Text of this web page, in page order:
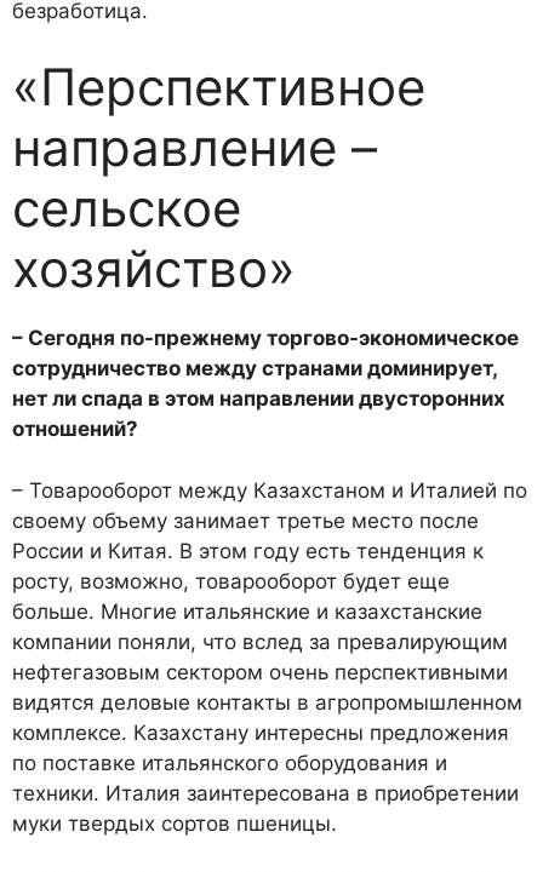
безработица.
«Перспективное
направление –
сельское
хозяйство»
– Сегодня по-прежнему торгово-экономическое
сотрудничество между странами доминирует,
нет ли спада в этом направлении двусторонних
отношений?
– Товарооборот между Казахстаном и Италией по
своему объему занимает третье место после
России и Китая. В этом году есть тенденция к
росту, возможно, товарооборот будет еще
больше. Многие итальянские и казахстанские
компании поняли, что вслед за превалирующим
нефтегазовым сектором очень перспективными
видятся деловые контакты в агропромышленном
комплексе. Казахстану интересны предложения
по поставке итальянского оборудования и
техники. Италия заинтересована в приобретении
муки твердых сортов пшеницы.